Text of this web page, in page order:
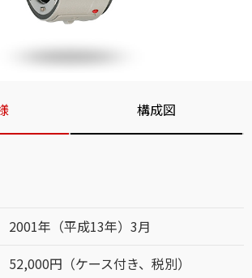
構成図
2001年（平成13年）3月
52,000円（ケース付き、税別）